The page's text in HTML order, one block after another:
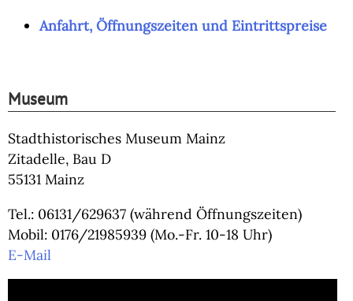
Anfahrt, Öffnungszeiten und Eintrittspreise
Museum
Stadthistorisches Museum Mainz
Zitadelle, Bau D
55131 Mainz
Tel.: 06131/629637 (während Öffnungszeiten)
Mobil: 0176/21985939 (Mo.-Fr. 10-18 Uhr)
E-Mail